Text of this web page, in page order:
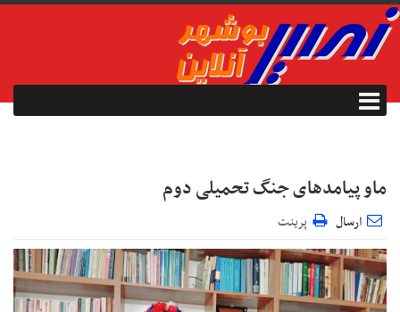
ماو پیامدهای جنگ تحمیلی دوم
ارسال پرینت